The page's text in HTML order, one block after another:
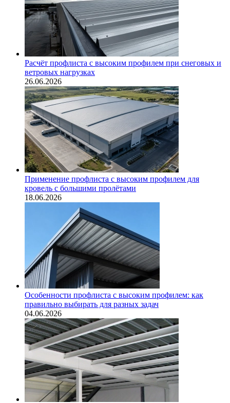
Расчёт профлиста с высоким профилем при снеговых и
ветровых нагрузках
26.06.2026
Применение профлиста с высоким профилем для
кровель с большими пролётами
18.06.2026
Особенности профлиста с высоким профилем: как
правильно выбирать для разных задач
04.06.2026